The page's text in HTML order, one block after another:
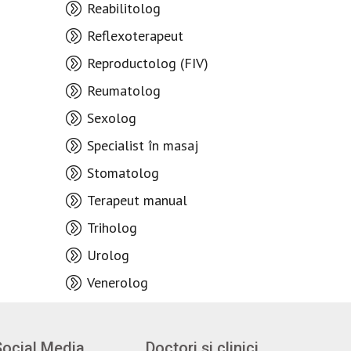
Reabilitolog
Reflexoterapeut
Reproductolog (FIV)
Reumatolog
Sexolog
Specialist în masaj
Stomatolog
Terapeut manual
Triholog
Urolog
Venerolog